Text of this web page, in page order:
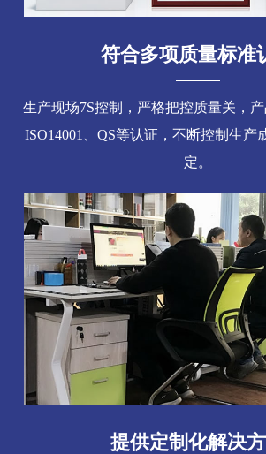
符合多项质量标准
生产现场7S控制，严格把控质量关，产
ISO14001、QS等认证，不断控制生产
定。
提供定制化解决